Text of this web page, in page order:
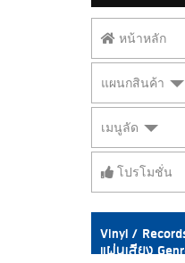
หน้าหลัก
แผนกสินค้า
เมนูลัด
โปรโมชั่น
Vinyl /
แผ่นเสียง